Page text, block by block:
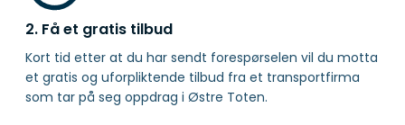
2. Få et gratis tilbud
Kort tid etter at du har sendt forespørselen vil du motta
et gratis og uforpliktende tilbud fra et transportfirma
som tar på seg oppdrag i Østre Toten.